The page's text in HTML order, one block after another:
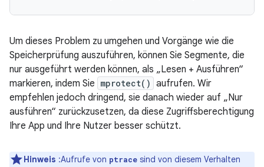
Um dieses Problem zu umgehen und Vorgänge wie die
Speicherprüfung auszuführen, können Sie Segmente, die
nur ausgeführt werden können, als „Lesen + Ausführen“
markieren, indem Sie mprotect() aufrufen. Wir
empfehlen jedoch dringend, sie danach wieder auf „Nur
ausführen“ zurückzusetzen, da diese Zugriffsberechtigung
Ihre App und Ihre Nutzer besser schützt.
Hinweis :Aufrufe von ptrace sind von diesem Verhalten